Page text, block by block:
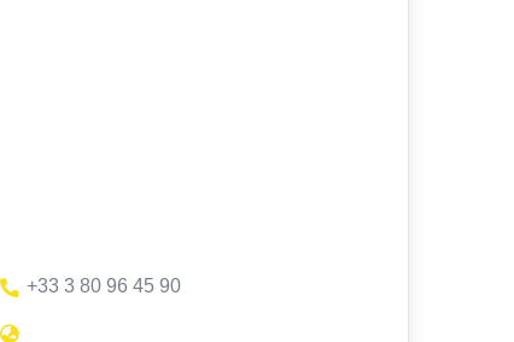
+33 3 80 96 45 90